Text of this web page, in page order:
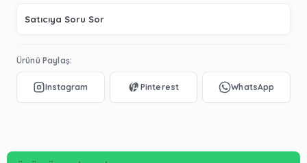
Satıcıya Soru Sor
Ürünü Paylaş: